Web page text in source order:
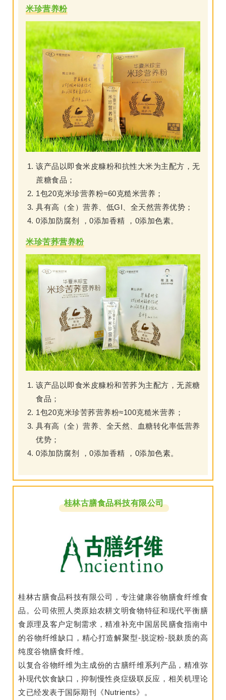
米珍营养粉
该产品以即食米皮糠粉和抗性大米为主配方，无
蔗糖食品；
1包20克米珍营养粉≈60克糙米营养；
具有高（全）营养、低GI、全天然营养优势；
0添加防腐剂 ，0添加香精 ，0添加色素。
米珍苦荞营养粉
该产品以即食米皮糠粉和苦荞为主配方，无蔗糖
食品；
1包20克米珍苦荞营养粉≈100克糙米营养；
具有高（全）营养、全天然、血糖转化率低营养
优势；
0添加防腐剂 ，0添加香精 ，0添加色素。
桂林古膳食品科技有限公司
桂林古膳食品科技有限公司，专注健康谷物膳食纤维食
品。公司依照人类原始农耕文明食物特征和现代平衡膳
食原理及客户定制需求，精准补充中国居民膳食指南中
的谷物纤维缺口，精心打造解聚型-脱淀粉-脱麸质的高
纯度谷物膳食纤维。
以复合谷物纤维为主成份的古膳纤维系列产品，精准弥
补现代饮食缺口，抑制慢性炎症级联反应，相关机理论
文已经发表于国际期刊《Nutrients》。